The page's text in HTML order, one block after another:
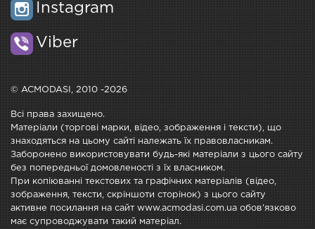
Instagram
Viber
© ACMODASI, 2010 -2026
Всі права захищено.
Матеріали (торгові марки, відео, зображення і тексти), що
знаходяться на цьому сайті належать їх правовласникам.
Заборонено використовувати будь-які матеріали з цього сайту
без попередньої домовленості з їх власником.
При копіюванні текстових та графічних матеріалів (відео,
зображення, тексти, скріншоти сторінок) з цього сайту
активне посилання на сайт www.acmodasi.com.ua обов'язково
має супроводжувати такий матеріал.